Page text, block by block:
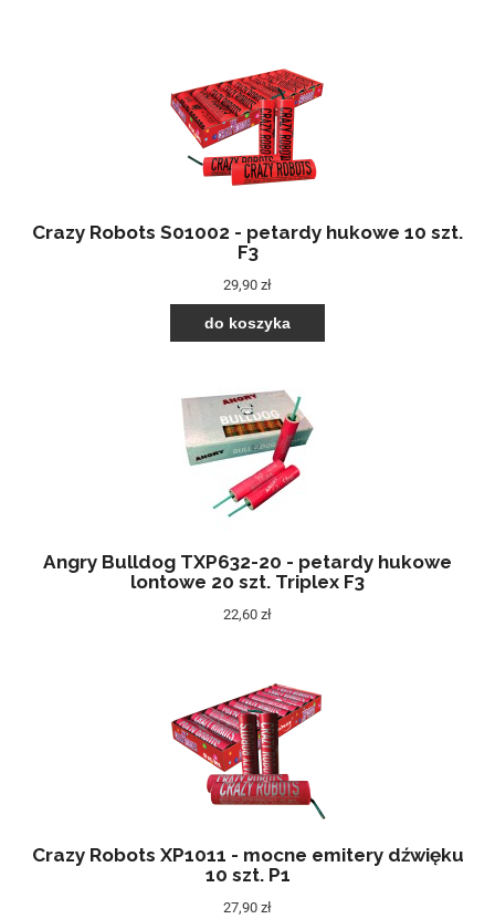
Crazy Robots S01002 - petardy hukowe 10 szt.
F3
29,90 zł
do koszyka
Angry Bulldog TXP632-20 - petardy hukowe
lontowe 20 szt. Triplex F3
22,60 zł
Crazy Robots XP1011 - mocne emitery dźwięku
10 szt. P1
27,90 zł